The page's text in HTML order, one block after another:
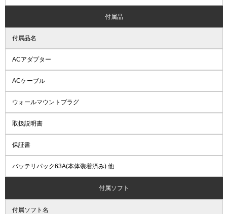
付属品
付属品名
ACアダプター
ACケーブル
ウォールマウントプラグ
取扱説明書
保証書
バッテリパック63A(本体装着済み) 他
付属ソフト
付属ソフト名